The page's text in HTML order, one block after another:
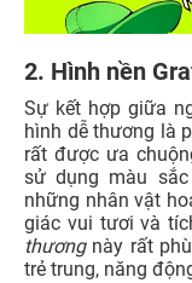
2. Hình nền
Sự kết hợp giữa
hình dễ thương là
rất được ưa
sử dụng màu
những nhân vật
giác vui tươi và
thươngnày rất
trẻ trung, năng